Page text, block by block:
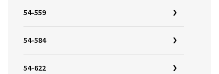
54-559
54-584
54-622